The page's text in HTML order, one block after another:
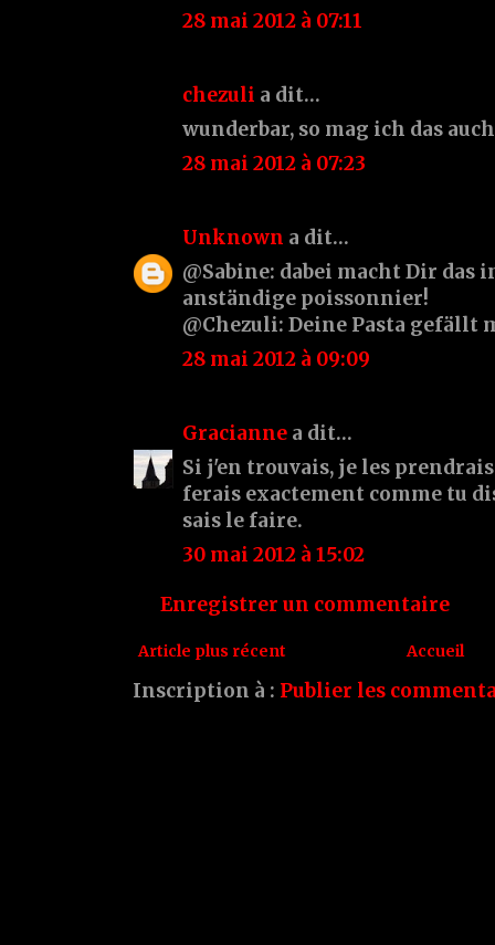
28 mai 2012 à 07:11
chezuli a dit…
wunderbar, so mag ich das
28 mai 2012 à 07:23
Unknown a dit…
@Sabine: dabei macht Dir das
anständige poissonnier!
@Chezuli: Deine Pasta gefällt
28 mai 2012 à 09:09
Gracianne a dit…
Si j'en trouvais, je les
ferais exactement comme tu
sais le faire.
30 mai 2012 à 15:02
Enregistrer un commentaire
Article plus récent Accueil
Inscription à : Publier les